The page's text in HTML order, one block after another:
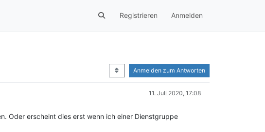
Registrieren Anmelden
Anmelden zum Antworten
11. Juli 2020, 17:08
Oder erscheint dies erst wenn ich einer Dienstgruppe